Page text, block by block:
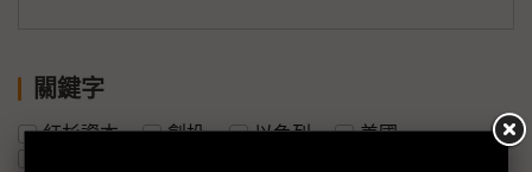
關鍵字
紅杉資本 創投 以色列
美國